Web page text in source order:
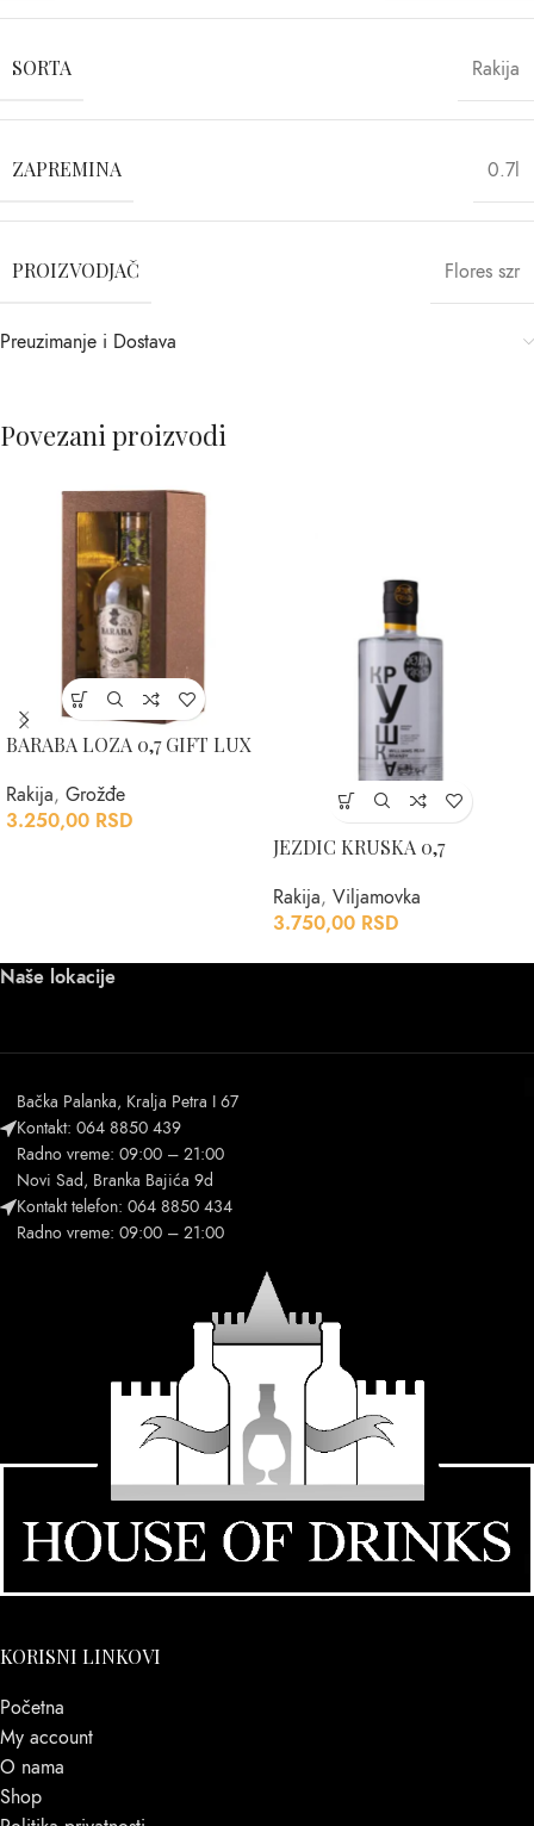
SORTA Rakija
ZAPREMINA 0.7l
PROIZVODJAČ Flores szr
Preuzimanje i Dostava
Povezani proizvodi
BARABA LOZA 0,7 GIFT LUX
Rakija, Grožđe
3.250,00 RSD
JEZDIC KRUSKA 0,7
Rakija, Viljamovka
3.750,00 RSD
Naše lokacije
Bačka Palanka, Kralja Petra I 67
Kontakt: 064 8850 439
Radno vreme: 09:00 – 21:00
Novi Sad, Branka Bajića 9d
Kontakt telefon: 064 8850 434
Radno vreme: 09:00 – 21:00
KORISNI LINKOVI
Početna
My account
O nama
Shop